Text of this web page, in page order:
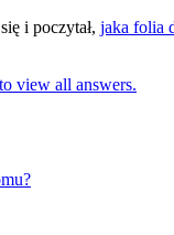
i poczytał, jaka folia
view all answers.